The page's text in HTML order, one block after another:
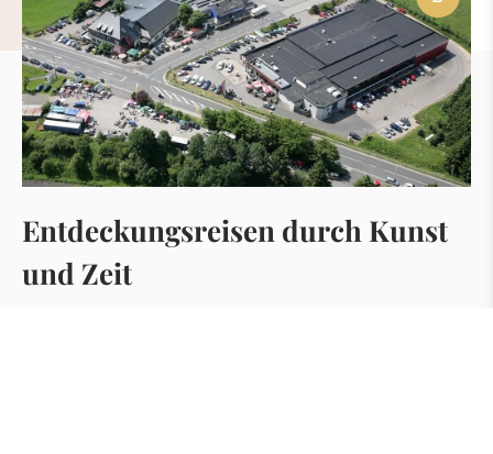
Entdeckungsreisen durch Kunst
und Zeit